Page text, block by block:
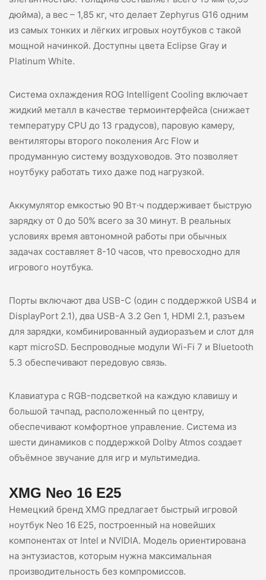
дюйма), а вес – 1,85 кг, что делает Zephyrus G16 одним
из самых тонких и лёгких игровых ноутбуков с такой
мощной начинкой. Доступны цвета Eclipse Gray и
Platinum White.
Система охлаждения ROG Intelligent Cooling включает
жидкий металл в качестве термоинтерфейса (снижает
температуру CPU до 13 градусов), паровую камеру,
вентиляторы второго поколения Arc Flow и
продуманную систему воздуховодов. Это позволяет
ноутбуку работать тихо даже под нагрузкой.
Аккумулятор емкостью 90 Вт·ч поддерживает быструю
зарядку от 0 до 50% всего за 30 минут. В реальных
условиях время автономной работы при обычных
задачах составляет 8-10 часов, что превосходно для
игрового ноутбука.
Порты включают два USB-C (один с поддержкой USB4 и
DisplayPort 2.1), два USB-A 3.2 Gen 1, HDMI 2.1, разъем
для зарядки, комбинированный аудиоразъем и слот для
карт microSD. Беспроводные модули Wi-Fi 7 и Bluetooth
5.3 обеспечивают передовую связь.
Клавиатура с RGB-подсветкой на каждую клавишу и
большой тачпад, расположенный по центру,
обеспечивают комфортное управление. Система из
шести динамиков с поддержкой Dolby Atmos создает
объёмное звучание для игр и мультимедиа.
XMG Neo 16 E25
Немецкий бренд XMG предлагает быстрый игровой
ноутбук Neo 16 E25, построенный на новейших
компонентах от Intel и NVIDIA. Модель ориентирована
на энтузиастов, которым нужна максимальная
производительность без компромиссов.